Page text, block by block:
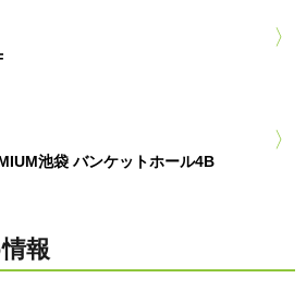
池袋 バンケットホール4B
報